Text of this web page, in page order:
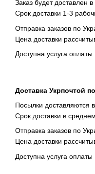
Заказ будет доставлен
Срок доставки 1-3
Отправка заказов по
Цена доставки
Доступна услуга
Доставка Укрпочтой
Посылки доставляются
Срок доставки в
Отправка заказов по
Цена доставки
Доступна услуга